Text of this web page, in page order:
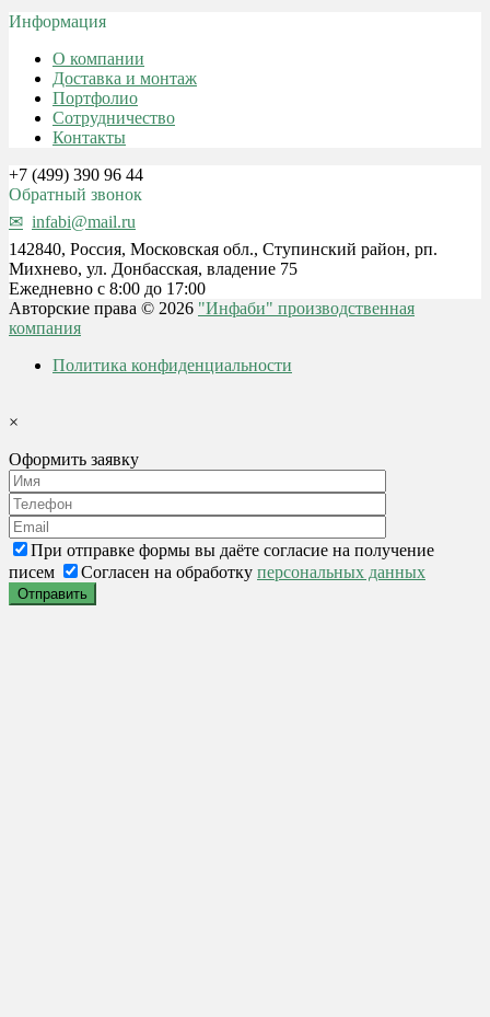
Информация
О компании
Доставка и монтаж
Портфолио
Сотрудничество
Контакты
+7 (499) 390 96 44
Обратный звонок
infabi@mail.ru
142840, Россия, Московская обл., Ступинский район, рп.
Михнево, ул. Донбасская, владение 75
Ежедневно с 8:00 до 17:00
Авторские права © 2026 "Инфаби" производственная
компания
Политика конфиденциальности
×
Оформить заявку
При отправке формы вы даёте согласие на получение
писем
Согласен на обработку персональных данных